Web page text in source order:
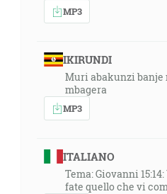
MP3
IKIRUNDI
Muri abakunzi
mbagera
MP3
ITALIANO
Tema: Giovanni
fate quello che vi